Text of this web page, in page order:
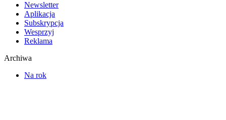
Newsletter
Aplikacja
Subskrypcja
Wesprzyj
Reklama
Archiwa
Na rok